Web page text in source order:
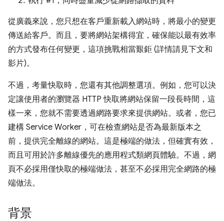
從廣義來說，您只想在客戶重新載入網站時，將最小的變更
傳送給客戶。而且，要將網站架構得宜，確保能以最有效率
的方式發布任何變更，這項挑戰相當艱鉅 (詳情請見下文和
影片)。
不過，考量快取時，您還有其他調整選項。例如，您可以決
定讓使用者的瀏覽器 HTTP 快取將網站保留一段長時間，這
樣一來，您就不需要透過網路要求來提供網站。或者，您已
建構 Service Worker，可在檢查網站是否為最新版本之
前，提供完全離線的網站。這是極端的做法，但確實有效，
而且可用於許多離線優先的應用程式類網頁體驗。不過，網
頁不必採用僅快取的極端做法，甚至不必採用完全網路的極
端做法。
背景